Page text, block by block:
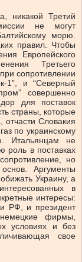
никакой Третий
не могут
морю.
правил. Чтобы
Европейского
Третьего
сопротивлении
1”, и “Северный
совершенно
для поставок
страны, которые
отчасти Словакия
по украинскому
Итальянцам не
роль в поставках
но
Аргументы
Украину, а
в
интересы:
РФ, и президент
фирмы,
условиях и без
свое